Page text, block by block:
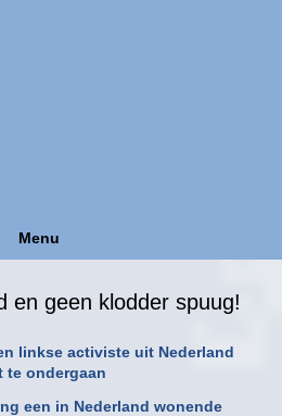
Menu
en geen klodder spuug!
linkse activiste uit Nederland
te ondergaan
een in Nederland wonende